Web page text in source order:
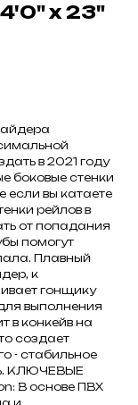
x 23"
в 2021 году
боковые стенки
если вы катаете
рейлов в
от попадания
помогут
Плавный
к
гонщику
выполнения
в конкейв на
создает
- стабильное
КЛЮЧЕВЫЕ
В основе ПВХ